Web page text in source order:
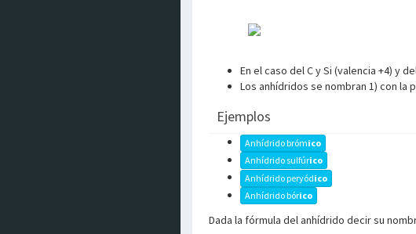
En el caso del C y Si (valencia +4) y
Los anhídridos se nombran 1) con la
Ejemplos
Anhídrido brómico
Anhídrido sulfúrico
Anhídrido peryódico
Anhídrido bórico
Dada la fórmula del anhídrido decir su